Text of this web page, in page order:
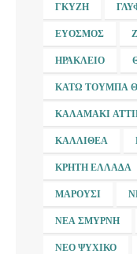
ΓΚΎΖΗ
ΕΎΟΣΜΟΣ
ΗΡΆΚΛΕΙΟ
ΚΆΤΩ ΤΟΎΜΠΑ
ΚΑΛΑΜΆΚΙ
ΚΑΛΛΙΘΈΑ
ΚΡΉΤΗ ΕΛΛΆΔΑ
ΜΑΡΟΎΣΙ
ΝΈΑ ΣΜΎΡΝΗ
ΝΈΟ ΨΥΧΙΚΌ